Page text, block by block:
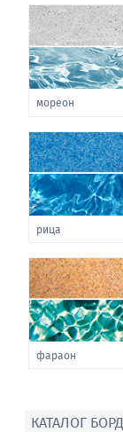
мореон
рица
фараон
КАТАЛОГ